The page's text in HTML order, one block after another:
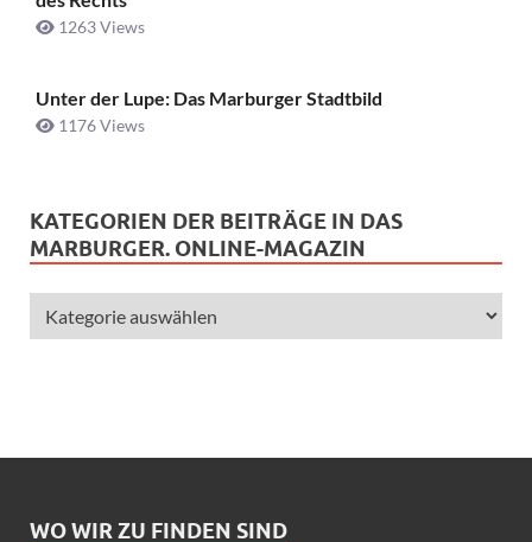
1263 Views
Unter der Lupe: Das Marburger Stadtbild
1176 Views
KATEGORIEN DER BEITRÄGE IN DAS
MARBURGER. ONLINE-MAGAZIN
WO WIR ZU FINDEN SIND